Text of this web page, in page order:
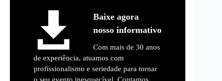
Baixe agora
nosso informativo
Com mais de 30 anos
de experiência, atuamos com
profissionalismo e seriedade para tornar
o seu evento inesquecível. Contamos